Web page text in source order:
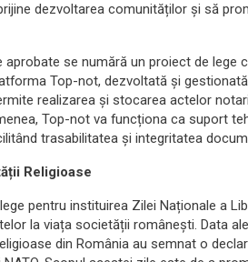
dezvoltarea comunităților și să
se numără un proiect de lege
Top-not, dezvoltată și
realizarea și stocarea actelor
Top-not va funcționa ca suport
trasabilitatea și integritatea
Religioase
pentru instituirea Zilei Naționale a
la viața societății românești. Data
din România au semnat o